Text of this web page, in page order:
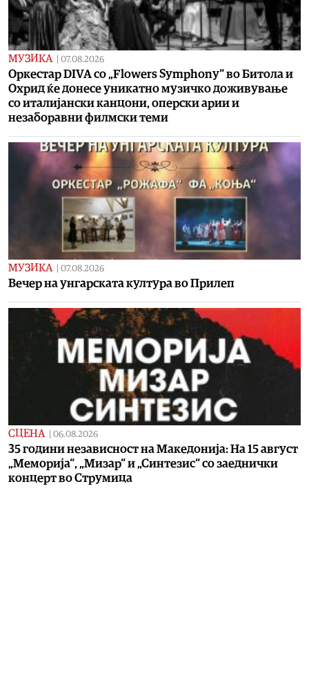
МУЗИКА | 07.08.2026
Оркестар DIVA со „Flowers Symphony“ во Битола и
Охрид ќе донесе уникатно музичко доживување
со италијански канцони, оперски арии и
незаборавни филмски теми
МУЗИКА | 07.08.2026
Вечер на унгарската култура во Прилеп
СЦЕНА | 06.08.2026
35 години независност на Македонија: На 15 август
„Меморија“, „Мизар“ и „Синтезис“ со заеднички
концерт во Струмица